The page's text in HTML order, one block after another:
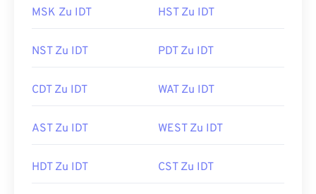
MSK Zu IDT HST Zu IDT
NST Zu IDT PDT Zu IDT
CDT Zu IDT WAT Zu IDT
AST Zu IDT WEST Zu IDT
HDT Zu IDT CST Zu IDT